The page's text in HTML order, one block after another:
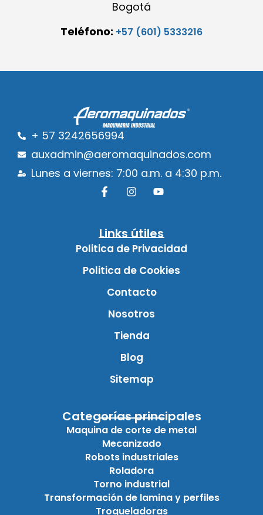
Bogotá
Teléfono: +57 (601) 5333216
+ 57 3242656994
auxadmin@aeromaquinados.com
Lunes a viernes: 7:00 a.m. a 4:30 p.m.
Links útiles
Politica de Privacidad
Politica de Cookies
Contacto
Nosotros
Tienda
Blog
Sitemap
Categorías principales
Maquina de corte de metal
Mecanizado
Robots industriales
Roladora
Torno industrial
Transformación de lamina y perfiles
Troqueladoras